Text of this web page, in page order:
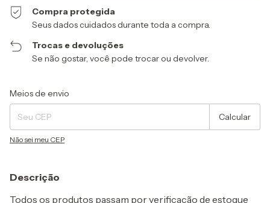
Compra protegida
Seus dados cuidados durante toda a compra.
Trocas e devoluções
Se não gostar, você pode trocar ou devolver.
Entregas para o CEP:
Meios de envio
Calcular
Não sei meu CEP
Descrição
Todos os produtos passam por verificação de estoque